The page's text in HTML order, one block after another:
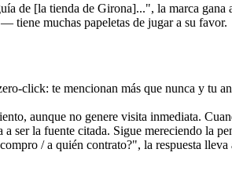
de [la tienda de Girona]...", la marca
tiene muchas papeletas de jugar a su favor.
click: te mencionan más que nunca y tu
aunque no genere visita inmediata.
ser la fuente citada. Sigue mereciendo la
/ a quién contrato?", la respuesta